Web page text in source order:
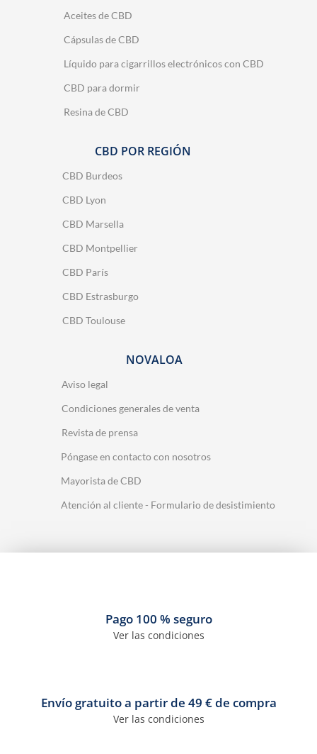
Aceites de CBD
Cápsulas de CBD
Líquido para cigarrillos electrónicos con CBD
CBD para dormir
Resina de CBD
CBD POR REGIÓN
CBD Burdeos
CBD Lyon
CBD Marsella
CBD Montpellier
CBD París
CBD Estrasburgo
CBD Toulouse
NOVALOA
Aviso legal
Condiciones generales de venta
Revista de prensa
Póngase en contacto con nosotros
Mayorista de CBD
Atención al cliente - Formulario de desistimiento
Pago 100 % seguro
Ver las condiciones
Envío gratuito a partir de 49 € de compra
Ver las condiciones